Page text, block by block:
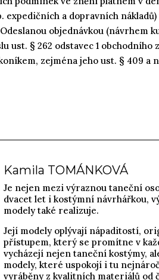
expedičních a dopravních
objednávkou (návrhem
ust. § 262 odstavec 1 obchodního
zejména jeho ust. § 409 a
Kamila TOMÁNKOVÁ
Je nejen mezi výraznou taneční
dvacet let i kostýmní návrhářkou,
modely také realizuje.
Její modely oplývají nápaditostí,
přístupem, který se promítne v
vycházejí nejen taneční kostýmy,
modely, které uspokojí i tu
vyráběny z kvalitních materiálů od